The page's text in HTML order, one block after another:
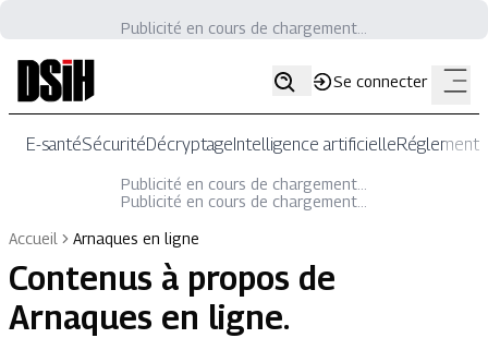
Publicité en cours de chargement...
Se connecter
E-santéSécuritéDécryptageIntelligence artificielle
Publicité en cours de chargement...
Publicité en cours de chargement...
Accueil
Arnaques en ligne
Contenus à propos de
Arnaques en ligne.